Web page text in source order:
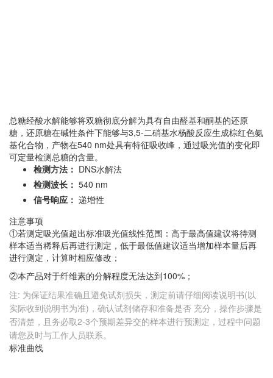
总糖经酸水解能够将双糖彻底分解为具有自由醛基和酮基的还原
糖，还原糖在碱性条件下能够与3,5-二硝基水杨酸反应生成棕红色氨
基化合物，产物在540 nm处具有特征吸收峰，通过吸光值的变化即
可定量检测总糖的含量。
检测方法： DNS水解法
检测波长： 540 nm
信号响应： 递增性
注意事项
①若测定吸光值超出标准吸光值线性范围：高于最高值建议将待测
样本适当稀释后再进行测定，低于最低值建议适当增加样本量后再
进行测定，计算时相应修改；
②本产品对于纤维素的分解程度无法达到100%；
注: 为保证结果准确且避免试剂损失，测定前请仔细阅读说明书(以
实际收到说明书为准)，确认试剂储存和准备是否 充分，操作步骤是
否清楚，且务必取2-3个预期差异交的样本进行预测定，过程中问题
请您及时与工作人员联系。
标准曲线